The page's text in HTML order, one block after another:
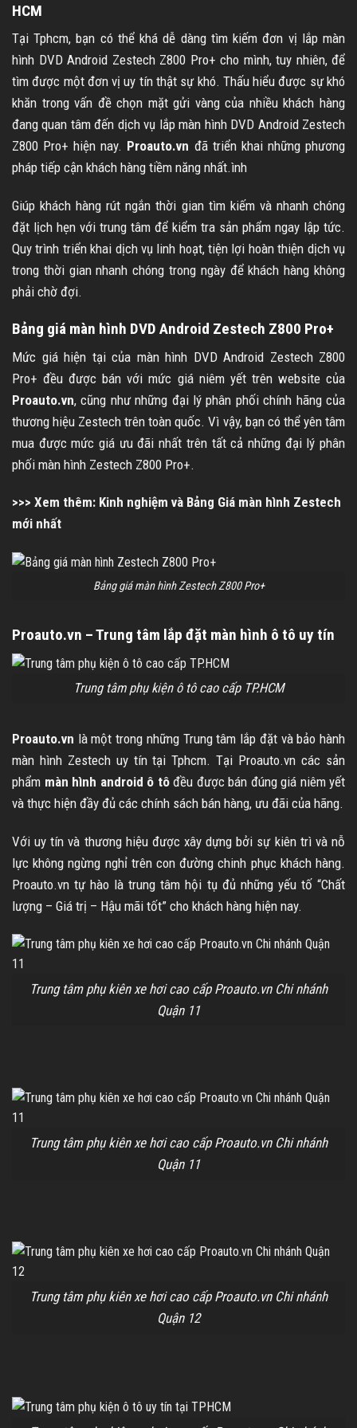
HCM
Tại Tphcm, bạn có thể khá dễ dàng tìm kiếm đơn vị lắp màn
hình DVD Android Zestech Z800 Pro+ cho mình, tuy nhiên, để
tìm được một đơn vị uy tín thật sự khó. Thấu hiểu được sự khó
khăn trong vấn đề chọn mặt gửi vàng của nhiều khách hàng
đang quan tâm đến dịch vụ lắp màn hình DVD Android Zestech
Z800 Pro+ hiện nay. Proauto.vn đã triển khai những phương
pháp tiếp cận khách hàng tiềm năng nhất.ình
Giúp khách hàng rút ngắn thời gian tìm kiếm và nhanh chóng
đặt lịch hẹn với trung tâm để kiểm tra sản phẩm ngay lập tức.
Quy trình triển khai dịch vụ linh hoạt, tiện lợi hoàn thiện dịch vụ
trong thời gian nhanh chóng trong ngày để khách hàng không
phải chờ đợi.
Bảng giá màn hình DVD Android Zestech Z800 Pro+
Mức giá hiện tại của màn hình DVD Android Zestech Z800
Pro+ đều được bán với mức giá niêm yết trên website của
Proauto.vn, cũng như những đại lý phân phối chính hãng của
thương hiệu Zestech trên toàn quốc. Vì vậy, bạn có thể yên tâm
mua được mức giá ưu đãi nhất trên tất cả những đại lý phân
phối màn hình Zestech Z800 Pro+.
>>> Xem thêm: Kinh nghiệm và Bảng Giá màn hình Zestech
mới nhất
Bảng giá màn hình Zestech Z800 Pro+
Proauto.vn – Trung tâm lắp đặt màn hình ô tô uy tín
Trung tâm phụ kiện ô tô cao cấp TP.HCM
Proauto.vn là một trong những Trung tâm lắp đặt và bảo hành
màn hình Zestech uy tín tại Tphcm. Tại Proauto.vn các sản
phẩm màn hình android ô tôđều được bán đúng giá niêm yết
và thực hiện đầy đủ các chính sách bán hàng, ưu đãi của hãng.
Với uy tín và thương hiệu được xây dựng bởi sự kiên trì và nỗ
lực không ngừng nghỉ trên con đường chinh phục khách hàng.
Proauto.vn tự hào là trung tâm hội tụ đủ những yếu tố “Chất
lượng – Giá trị – Hậu mãi tốt” cho khách hàng hiện nay.
Trung tâm phụ kiên xe hơi cao cấp Proauto.vn Chi nhánh
Quận 11
Trung tâm phụ kiên xe hơi cao cấp Proauto.vn Chi nhánh
Quận 11
Trung tâm phụ kiên xe hơi cao cấp Proauto.vn Chi nhánh
Quận 12